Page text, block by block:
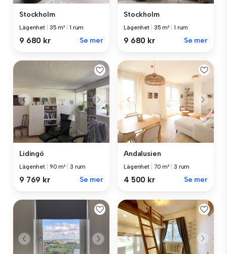
Stockholm
Lägenhet 35 m² 1 rum
9 680 kr Se mer
Stockholm
Lägenhet 35 m² 1 rum
9 680 kr Se mer
Lidingö
Lägenhet 90 m² 3 rum
9 769 kr Se mer
Andalusien
Lägenhet 70 m² 3 rum
4 500 kr Se mer